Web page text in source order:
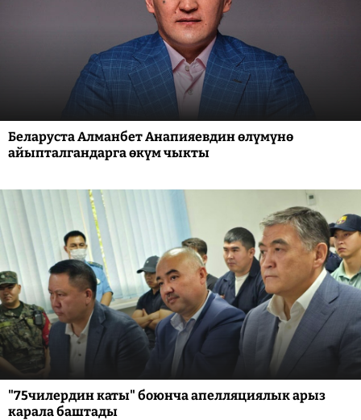
Беларуста Алманбет Анапияевдин өлүмүнө
айыпталгандарга өкүм чыкты
"75чилердин каты" боюнча апелляциялык арыз
карала баштады